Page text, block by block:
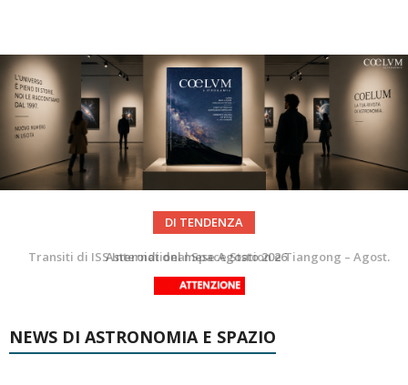
DI TENDENZA
Transiti di ISS International Space Station e Tiangong – Agosto 2026
La Luna del Mese – Agosto 2026
NEWS DI ASTRONOMIA E SPAZIO